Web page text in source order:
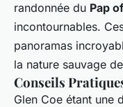
randonnée du Pap
incontournables.
panoramas
la nature sauvage
Conseils
Glen Coe étant une